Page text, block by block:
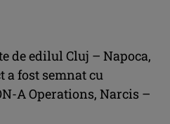
de edilul Cluj – Napoca,
a fost semnat cu
A Operations, Narcis –